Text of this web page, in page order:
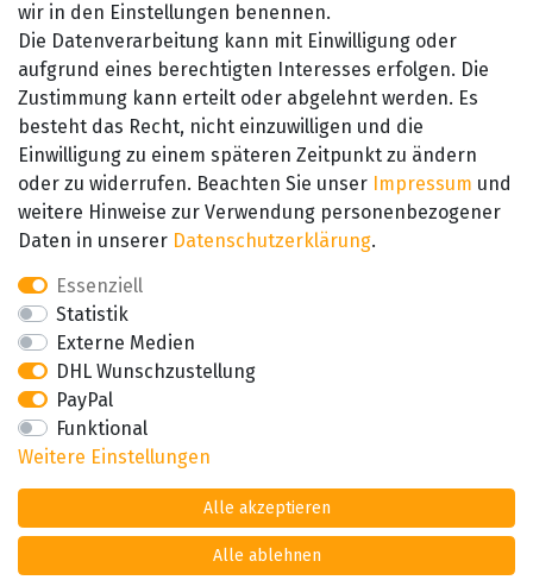
SEHR GUT
4.89 / 5
aus 657 Bewertungen
bei: amazon.de,
amazon.fr, amazon.it
wir in den Einstellungen benennen.
Die Datenverarbeitung kann mit Einwilligung oder
aufgrund eines berechtigten Interesses erfolgen. Die
Zustimmung kann erteilt oder abgelehnt werden. Es
besteht das Recht, nicht einzuwilligen und die
Einwilligung zu einem späteren Zeitpunkt zu ändern
oder zu widerrufen. Beachten Sie unser Impressum und
weitere Hinweise zur Verwendung personenbezogener
Daten in unserer Daten­schutz­erklärung.
Essenziell
Statistik
Externe Medien
DHL Wunschzustellung
PayPal
Funktional
Weitere Einstellungen
Alle akzeptieren
Alle ablehnen